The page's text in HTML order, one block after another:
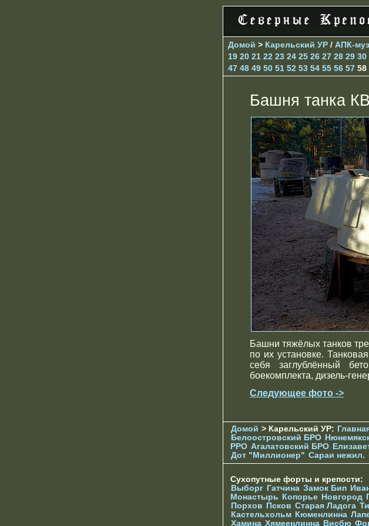
Домой > Карельский УР / АПК-
19 20 21 22 23 24 25 26 27 28 29 30
47 48 49 50 51 52 53 54 55 56 57 58
Башня танка
Башни тяжёлых танков
по их установке.
себя заглублённый
боекомплекта, дизель-
Следующее фото ->
Домой > Карельский УР:
Белоостровский БРО
РРО Агалатовский БРО
Дот "Миллионер" Сараи нежил.
Сухопутные форты и крепости:
Выборг Гатчина Замок Бип
Монастырь
Копорье Новгород
Порхов
Псков Старая Ладога
Кастельхольм Кюменлинна
Хамина Хямеенлинна Висбю